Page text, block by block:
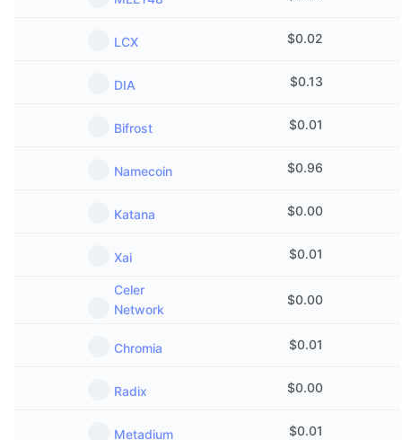
LCX $0.02
DIA $0.13
Bifrost $0.01
Namecoin $0.96
Katana $0.00
Xai $0.01
Celer
Network
$0.00
Chromia $0.01
Radix $0.00
Metadium $0.01